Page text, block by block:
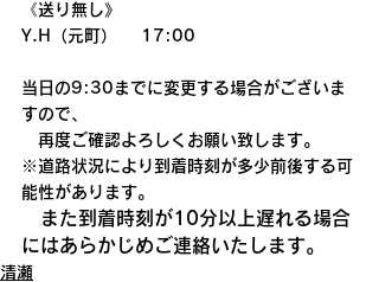
《送り無し》
Y.H（元町）    17:00
当日の9:30までに変更する場合がございま
すので、
再度ご確認よろしくお願い致します。
※道路状況により到着時刻が多少前後する可
能性があります。
また到着時刻が10分以上遅れる場合
にはあらかじめご連絡いたします。
清瀬